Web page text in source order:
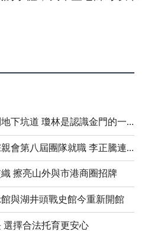
從御賜里名到地下坑道 瓊林是認識金門的一扇窗
古寧頭李氏宗親會第八屆團隊就職 李正騰連任理事長
擦亮山外與市港商圈招牌
與湖井頭戰史館今重新開館
選擇合法托育更安心